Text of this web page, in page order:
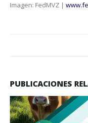
Imagen: FedMVZ |
PUBLICACIONES